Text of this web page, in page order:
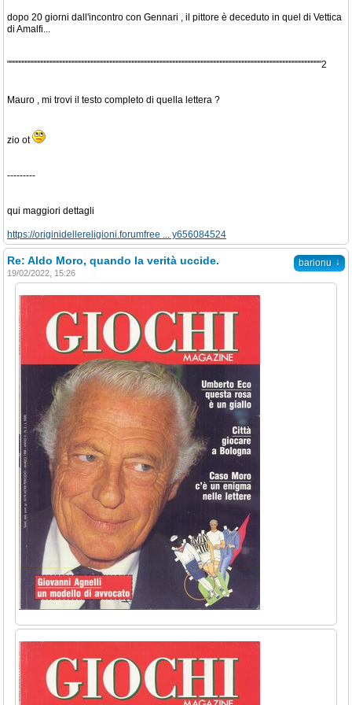
dopo 20 giorni dall'incontro con Gennari , il pittore è deceduto in quel di Vettica
di Amalfi...
""""""""""""""""""""""""""""""""""""""""""""""""""""""""""""""""""""""""""""""""""""""""""""""""""""2
Mauro , mi trovi il testo completo di quella lettera ?
zio ot
---------
qui maggiori dettagli
https://originidellereligioni.forumfree ... y656084524
barionu ↓
Re: Aldo Moro, quando la verità uccide.
19/02/2022, 15:26